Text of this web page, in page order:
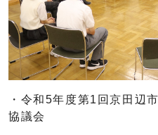
・令和5年度第1回京田辺
協議会